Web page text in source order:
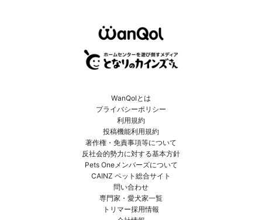
WanQolとは
プライバシーポリシー
利用規約
投稿機能利用規約
著作権・免責事項等について
反社会的勢力に対する基本方針
Pets Oneメンバーズについて
CAINZ ペット総合サイト
問い合わせ
専門家・愛犬家一覧
トリマー採用情報